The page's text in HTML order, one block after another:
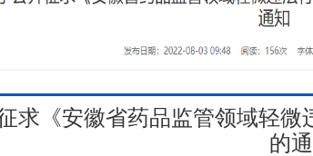
求《安徽省药品监管领域轻
的